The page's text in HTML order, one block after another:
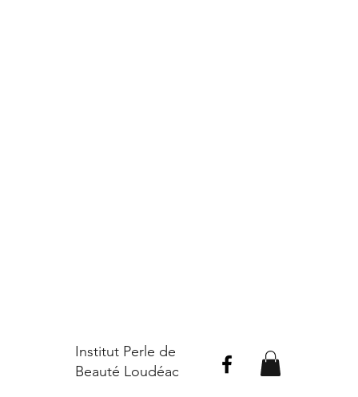
Institut Perle de
Beauté Loudéac